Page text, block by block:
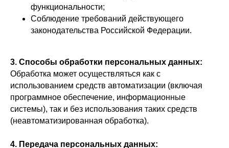
функциональности;
Соблюдение требований действующего
законодательства Российской Федерации.
3. Способы обработки персональных данных:
Обработка может осуществляться как с
использованием средств автоматизации (включая
программное обеспечение, информационные
системы), так и без использования таких средств
(неавтоматизированная обработка).
4. Передача персональных данных: